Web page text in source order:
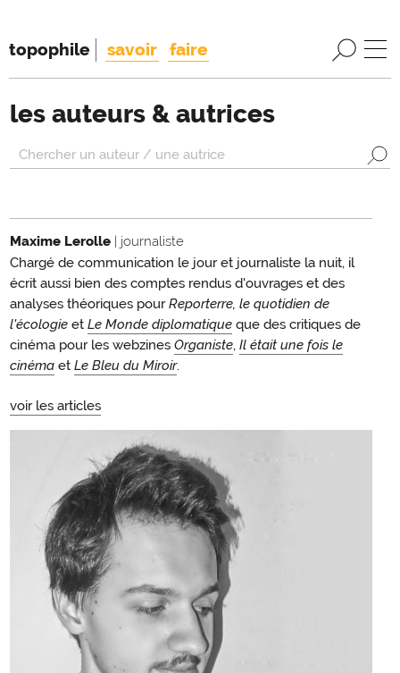
topophile savoir faire
les auteurs & autrices
Maxime Lerolle | journaliste
Chargé de communication le jour et journaliste la nuit, il
écrit aussi bien des comptes rendus d'ouvrages et des
analyses théoriques pourReporterre, le quotidien de
l'écologie et Le Monde diplomatique que des critiques de
cinéma pour les webzines Organiste, Il était une fois le
cinéma et Le Bleu du Miroir.
voir les articles